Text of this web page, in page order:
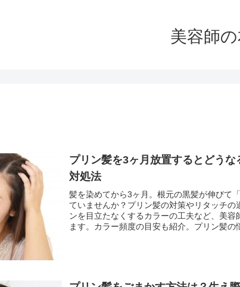
美容師
プリン髪を3ヶ月放置するとどうな
対処法
髪を染めてから3ヶ月。根元の黒髪が伸びて
ていませんか？プリン髪の対策やリタッチの
ンを目立たなくするカラーの工夫など、美容
ます。カラー頻度の目安も紹介。プリン髪の